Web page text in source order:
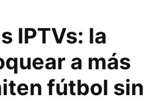
IPTVs: la
a más
fútbol sin